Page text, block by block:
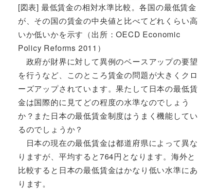
[図表] 最低賃金の相対水準比較。各国の最低賃金
が、その国の賃金の中央値と比べてどれくらい高
いか低いかを示す（出所：OECD Economic
Policy Reforms 2011）
政府が財界に対して異例のベースアップの要望
を行うなど、このところ賃金の問題が大きくクロ
ーズアップされています。果たして日本の最低賃
金は国際的に見てどの程度の水準なのでしょう
か？また日本の最低賃金制度はうまく機能してい
るのでしょうか？
日本の現在の最低賃金は都道府県によって異な
りますが、平均すると764円となります。海外と
比較すると日本の最低賃金はかなり低い水準にあ
ります。